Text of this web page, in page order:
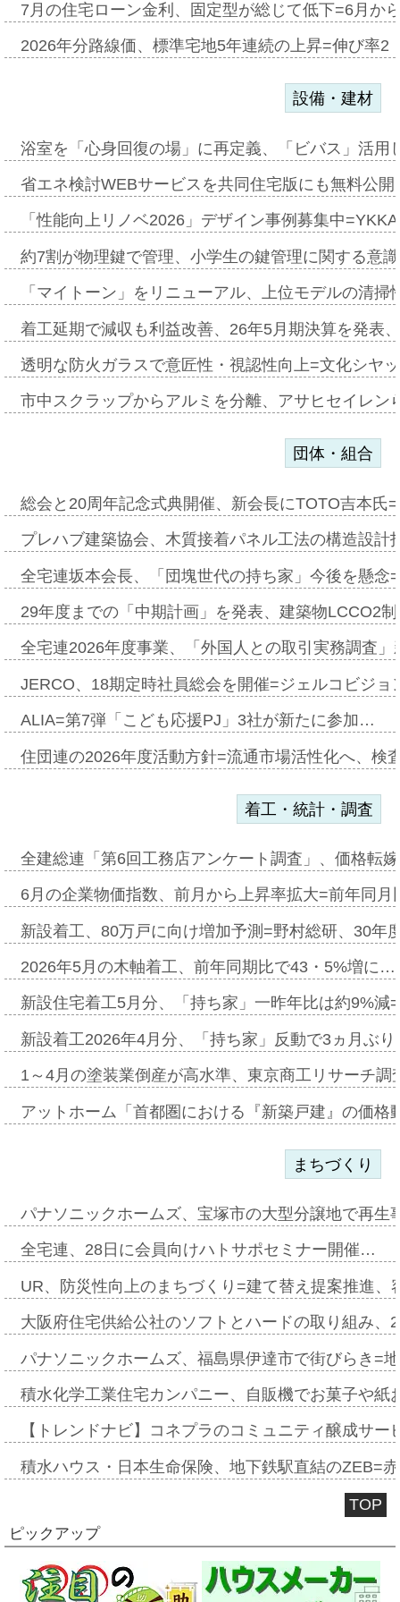
7月の住宅ローン金利、固定型が総じて低下=6月か
2026年分路線価、標準宅地5年連続の上昇=伸び率
設備・建材
浴室を「心身回復の場」に再定義、「ビバス」活
省エネ検討WEBサービスを共同住宅版にも無料公
「性能向上リノベ2026」デザイン事例募集中
約7割が物理鍵で管理、小学生の鍵管理に関する意
「マイトーン」をリニューアル、上位モデルの清
着工延期で減収も利益改善、26年5月期決算を発表
透明な防火ガラスで意匠性・視認性向上=文化シヤ
市中スクラップからアルミを分離、アサヒセイレ
団体・組合
総会と20周年記念式典開催、新会長にTOTO吉本氏
プレハブ建築協会、木質接着パネル工法の構造設
全宅連坂本会長、「団塊世代の持ち家」今後を懸
29年度までの「中期計画」を発表、建築物LCCO2
全宅連2026年度事業、「外国人との取引実務調査
JERCO、18期定時社員総会を開催=ジェルコビジ
ALIA=第7弾「こども応援PJ」3社が新たに参加…
住団連の2026年度活動方針=流通市場活性化へ、検
着工・統計・調査
全建総連「第6回工務店アンケート調査」、価格転
6月の企業物価指数、前月から上昇率拡大=前年同
新設着工、80万戸に向け増加予測=野村総研、30年
2026年5月の木軸着工、前年同期比で43・5%増に…
新設住宅着工5月分、「持ち家」一昨年比は約9%
新設着工2026年4月分、「持ち家」反動で3ヵ月ぶ
1～4月の塗装業倒産が高水準、東京商工リサーチ
アットホーム「首都圏における『新築戸建』の価
まちづくり
パナソニックホームズ、宝塚市の大型分譲地で再
全宅連、28日に会員向けハトサポセミナー開催…
UR、防災性向上のまちづくり=建て替え提案推進
大阪府住宅供給公社のソフトとハードの取り組み
パナソニックホームズ、福島県伊達市で街びらき=
積水化学工業住宅カンパニー、自販機でお菓子や
【トレンドナビ】コネプラのコミュニティ醸成サ
積水ハウス・日本生命保険、地下鉄駅直結のZEB=
TOP
ピックアップ